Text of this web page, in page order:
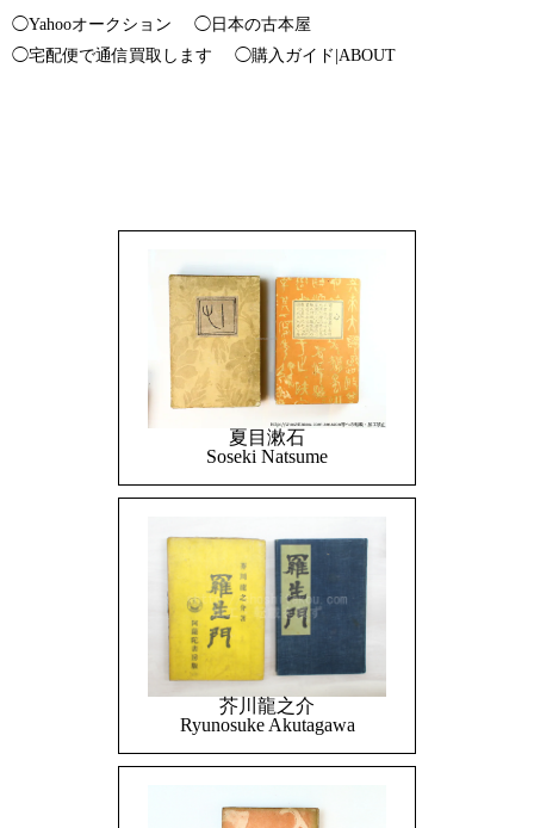
◯Yahooオークション
◯日本の古本屋
◯宅配便で通信買取します
◯購入ガイド|ABOUT
夏目漱石
Soseki Natsume
芥川龍之介
Ryunosuke Akutagawa